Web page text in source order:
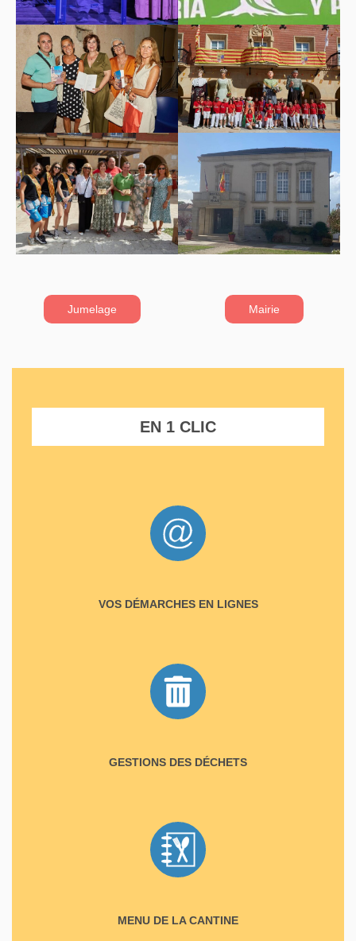
EN 1 CLIC
VOS DÉMARCHES EN LIGNES
GESTIONS DES DÉCHETS
MENU DE LA CANTINE
Jumelage Mairie